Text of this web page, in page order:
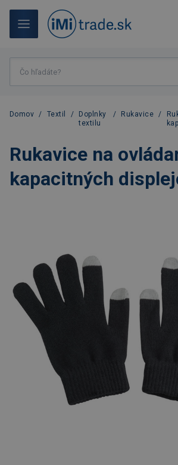
Domov / Textil /
Doplnky
textilu
/ Rukavice /
Rukavice na
kapacitných